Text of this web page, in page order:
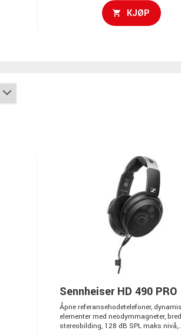
KJØP
Sennheiser HD 490 PRO
Åpne referansehodetelefoner,
elementer med neodymmagneter, bred
stereobilding, 128 dB SPL maks